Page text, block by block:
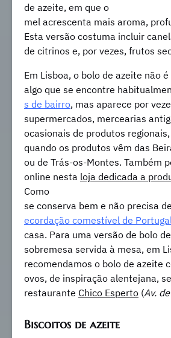
de azeite, em que o
mel acrescenta mais aroma,
Esta versão costuma incluir
de citrinos e, por vezes, frutos
Em Lisboa, o bolo de azeite não é
algo que se encontre
s de bairro, mas aparece por
supermercados, mercearias
ocasionais de produtos
quando os produtos vêm das
ou de Trás-os-Montes. Também
online nesta loja dedicada a
Como
se conserva bem e não precisa
ecordação comestível de
casa. Para uma versão de bolo
sobremesa servida à mesa, em
recomendamos o bolo de azeite
ovos, de inspiração alentejana,
restaurante Chico Esperto (Av.
Biscoitos de azeite